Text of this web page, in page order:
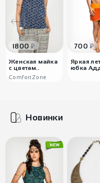
1800 ₽
Женская майка
с цветам..
ComfortZone
700 ₽
Яркая
юбка
Новинки